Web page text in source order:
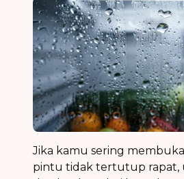
Jika kamu sering
pintu tidak tertutup rapat,